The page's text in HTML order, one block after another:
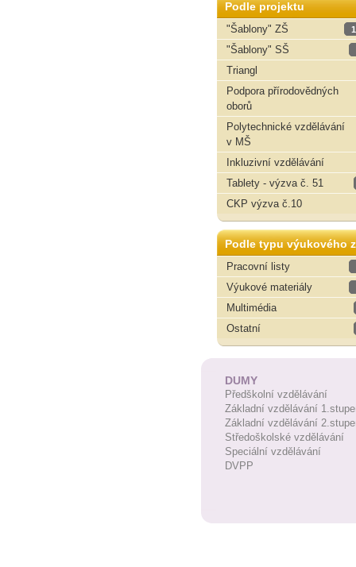
Podle projektu
"Šablony" ZŠ
"Šablony" SŠ
Triangl
Podpora přírodovědných
oborů
Polytechnické vzdělávání
v MŠ
Inkluzivní vzdělávání
Tablety - výzva č. 51
CKP výzva č.10
Podle typu výukového
Pracovní listy
Výukové materiály
Multimédia
Ostatní
DUMY
Předškolní vzdělávání
Základní vzdělávání
Základní vzdělávání
Středoškolské vzdělávání
Speciální vzdělávání
DVPP